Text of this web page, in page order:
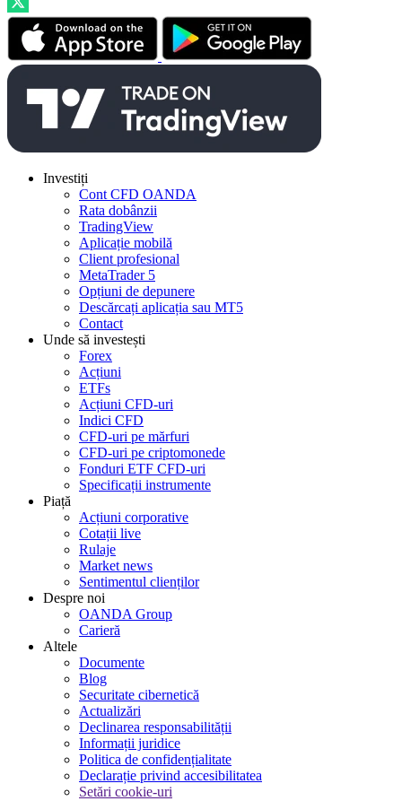
Investiți
Cont CFD OANDA
Rata dobânzii
TradingView
Aplicație mobilă
Client profesional
MetaTrader 5
Opțiuni de depunere
Descărcați aplicația sau MT5
Contact
Unde să investești
Forex
Acțiuni
ETFs
Acțiuni CFD-uri
Indici CFD
CFD-uri pe mărfuri
CFD-uri pe criptomonede
Fonduri ETF CFD-uri
Specificații instrumente
Piață
Acțiuni corporative
Cotații live
Rulaje
Market news
Sentimentul clienților
Despre noi
OANDA Group
Carieră
Altele
Documente
Blog
Securitate cibernetică
Actualizări
Declinarea responsabilității
Informații juridice
Politica de confidențialitate
Declarație privind accesibilitatea
Setări cookie-uri